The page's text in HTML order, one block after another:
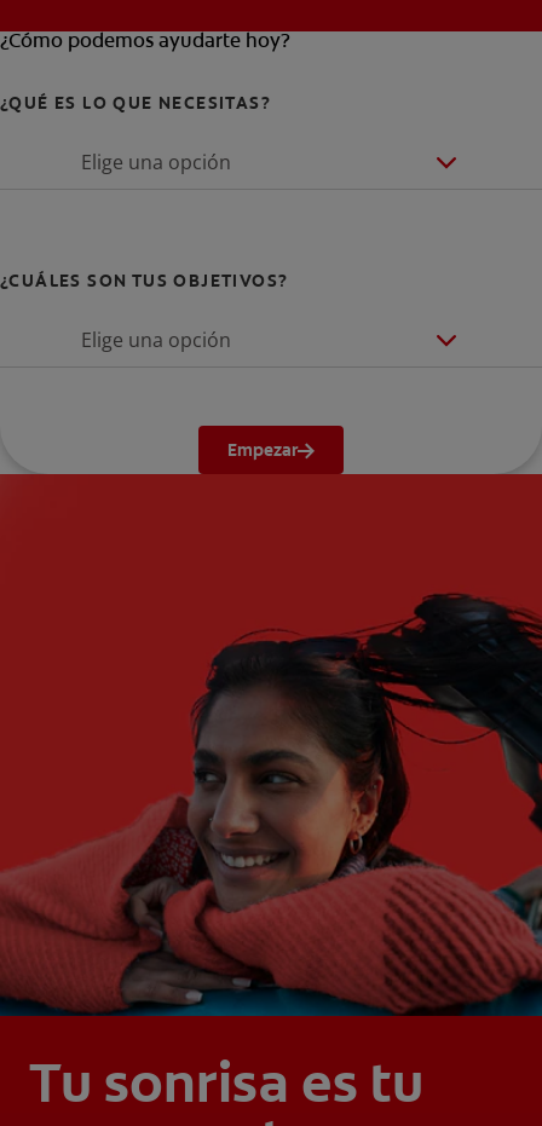
¿Cómo podemos ayudarte hoy?
¿QUÉ ES LO QUE NECESITAS?
Elige una opción
¿CUÁLES SON TUS OBJETIVOS?
Elige una opción
Empezar
Tu sonrisa es tu